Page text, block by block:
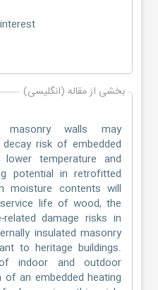
بخشی از مقاله (انگلیسی)
walls may
risk of embedded
temperature and
potential in retrofitted
moisture contents will
life of wood, the
damage risks in
insulated masonry
to heritage buildings.
indoor and outdoor
an embedded heating